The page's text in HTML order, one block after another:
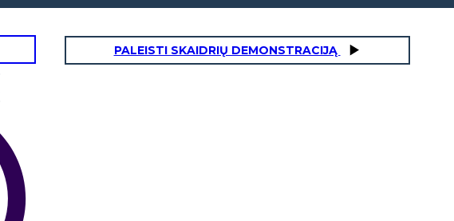
PALEISTI SKAIDRIŲ DEMONSTRACIJĄ